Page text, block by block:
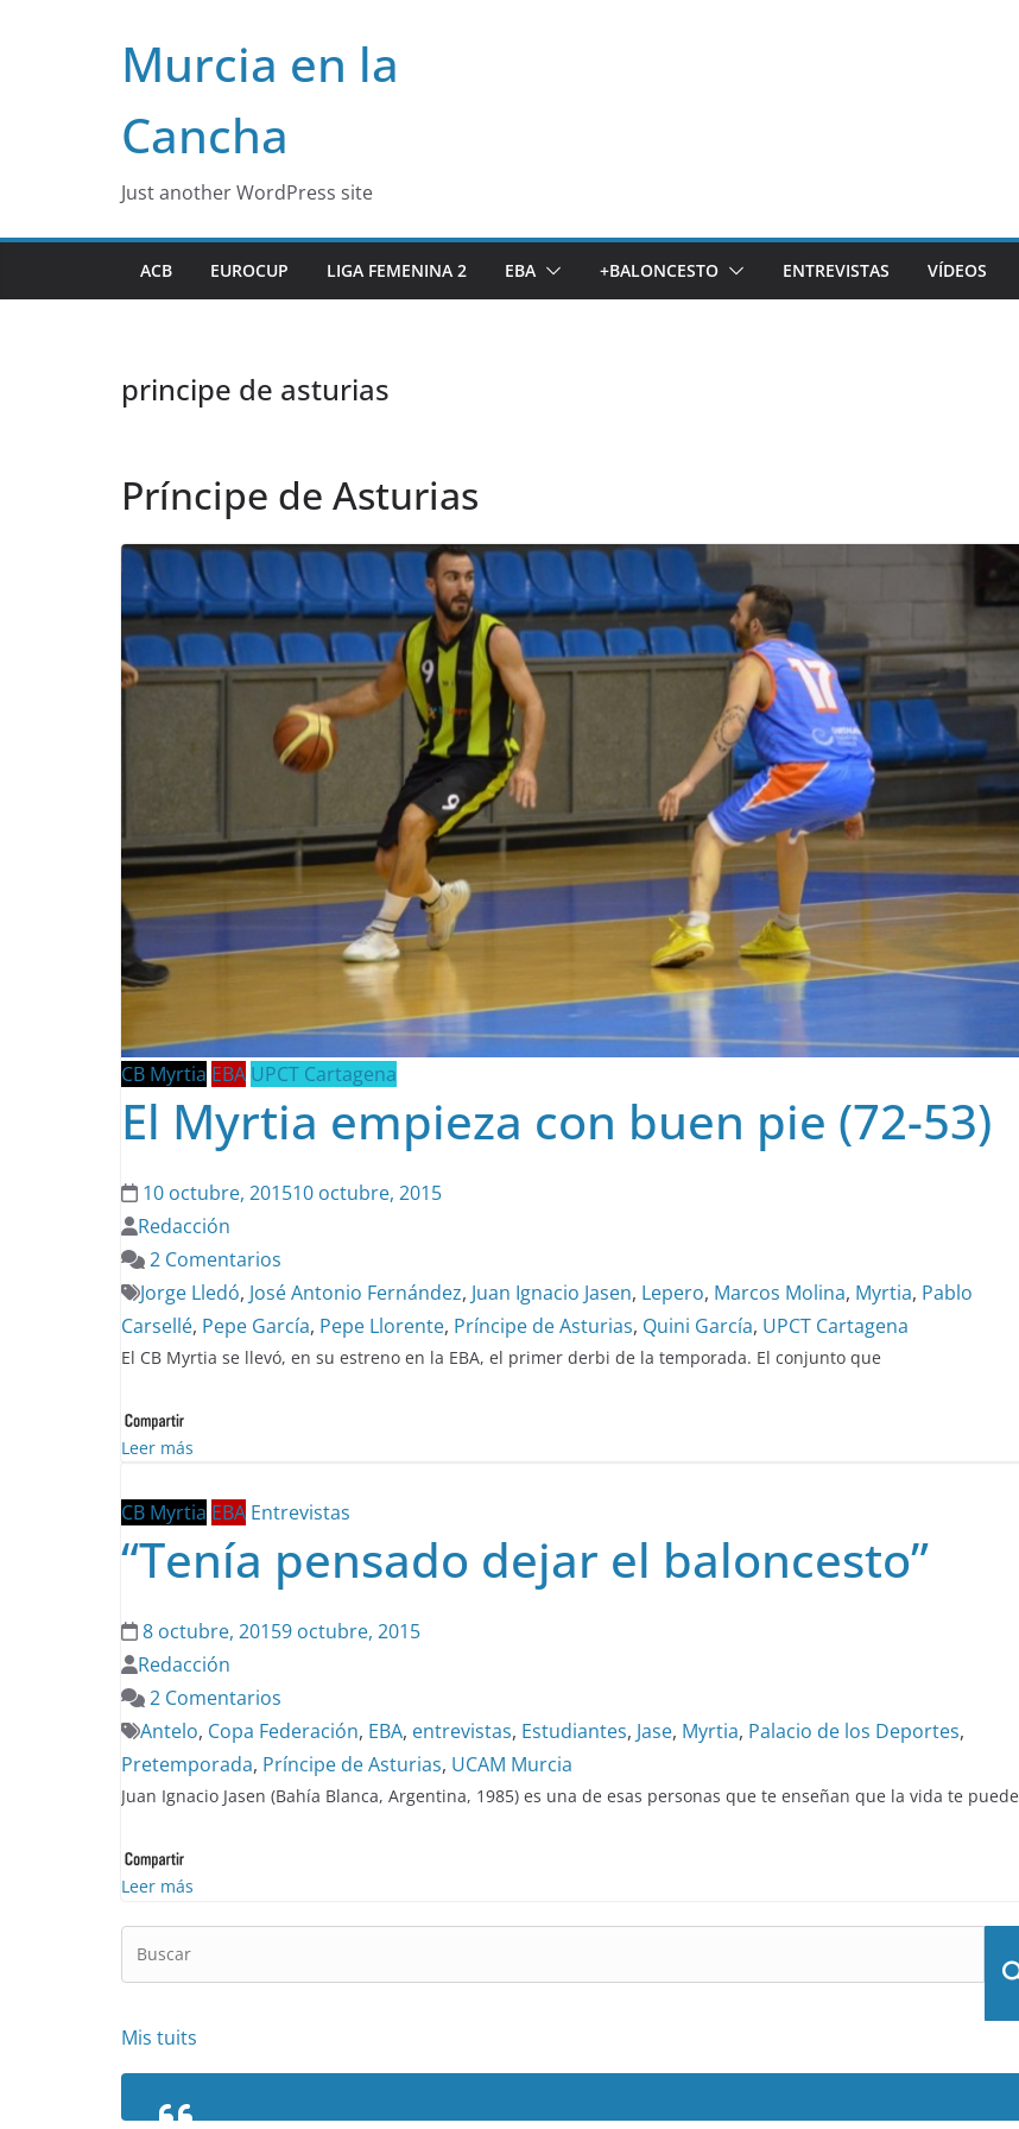
Murcia en la
Cancha
Just another WordPress site
ACB EUROCUP LIGA FEMENINA 2 EBA +BALONCESTO ENTREVISTAS VÍDEOS
principe de asturias
Príncipe de Asturias
CB Myrtia EBA UPCT Cartagena
El Myrtia empieza con buen pie (72-53)
10 octubre, 201510 octubre, 2015
Redacción
2 Comentarios
Jorge Lledó, José Antonio Fernández, Juan Ignacio Jasen, Lepero, Marcos Molina, Myrtia, Pablo
Carsellé, Pepe García, Pepe Llorente, Príncipe de Asturias, Quini García, UPCT Cartagena
El CB Myrtia se llevó, en su estreno en la EBA, el primer derbi de la temporada. El conjunto que
Leer más
CB Myrtia EBA Entrevistas
“Tenía pensado dejar el baloncesto”
8 octubre, 20159 octubre, 2015
Redacción
2 Comentarios
Antelo, Copa Federación, EBA, entrevistas, Estudiantes, Jase, Myrtia, Palacio de los Deportes,
Pretemporada, Príncipe de Asturias, UCAM Murcia
Juan Ignacio Jasen (Bahía Blanca, Argentina, 1985) es una de esas personas que te enseñan que la vida te puede
Leer más
Mis tuits